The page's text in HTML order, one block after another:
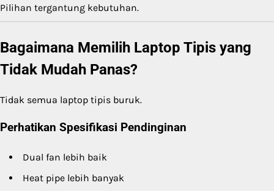
Pilihan tergantung kebutuhan.
Bagaimana Memilih Laptop Tipis yang
Tidak Mudah Panas?
Tidak semua laptop tipis buruk.
Perhatikan Spesifikasi Pendinginan
Dual fan lebih baik
Heat pipe lebih banyak